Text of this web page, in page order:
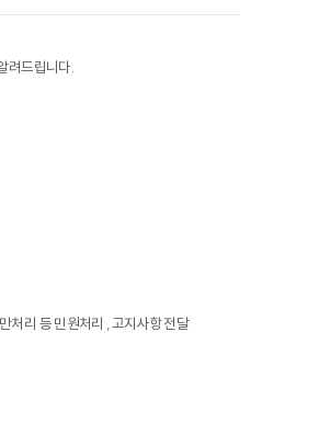
려드립니다.
처리 등 민원처리 , 고지사항 전달